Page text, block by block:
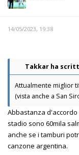
14/05/2023, 19:38
Takkar ha
Attualmente miglior
(vista anche a San
Abbastanza
stadio sono 60mila
anche se i tamburi
canzone argentina.